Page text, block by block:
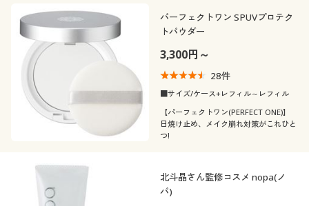
パーフェクトワン SPUVプロテク
トパウダー
3,300円～
28件
■サイズ/ケース+レフィル～レフィル
【パーフェクトワン(PERFECT ONE)】
日焼け止め、メイク崩れ対策がこれひと
つ!
北斗晶さん監修コスメ nopa(ノ
パ)